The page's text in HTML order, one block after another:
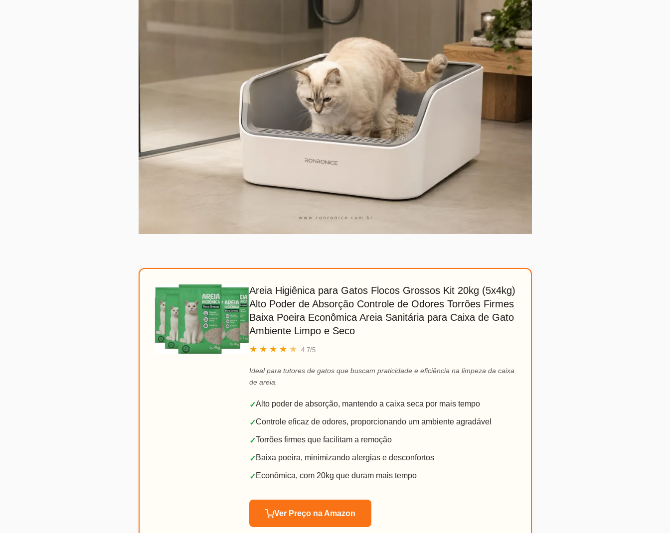
Areia Higiênica para Gatos Flocos Grossos Kit 20kg (5x4kg)
Alto Poder de Absorção Controle de Odores Torrões Firmes
Baixa Poeira Econômica Areia Sanitária para Caixa de Gato
Ambiente Limpo e Seco
★ ★ ★ ★ ★ 4.7/5
Ideal para tutores de gatos que buscam praticidade e eficiência na limpeza da caixa
de areia.
✓Alto poder de absorção, mantendo a caixa seca por mais tempo
✓Controle eficaz de odores, proporcionando um ambiente agradável
✓Torrões firmes que facilitam a remoção
✓Baixa poeira, minimizando alergias e desconfortos
✓Econômica, com 20kg que duram mais tempo
Ver Preço na Amazon